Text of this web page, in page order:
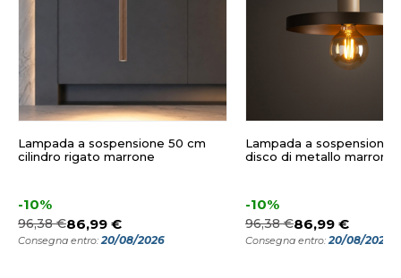
Lampada a sospensione 50 cm
cilindro rigato marrone
-10%
96,38 €86,99 €
Consegna entro: 20/08/2026
Lampada a sospensione
disco di metallo marrone
-10%
96,38 €86,99 €
Consegna entro: 20/08/2026